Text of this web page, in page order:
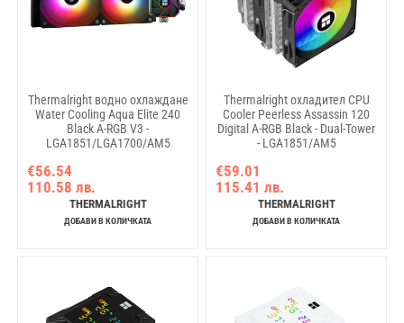
Thermalright водно охлаждане
Water Cooling Aqua Elite 240
Black A-RGB V3 -
LGA1851/LGA1700/AM5
€56.54
110.58 лв.
THERMALRIGHT
ДОБАВИ В КОЛИЧКАТА
Thermalright охладител CPU
Cooler Peerless Assassin 120
Digital A-RGB Black - Dual-Tower
- LGA1851/AM5
€59.01
115.41 лв.
THERMALRIGHT
ДОБАВИ В КОЛИЧКАТА